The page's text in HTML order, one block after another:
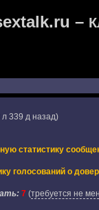
–
339 д назад)
статистику
голосований о
7(требуется не